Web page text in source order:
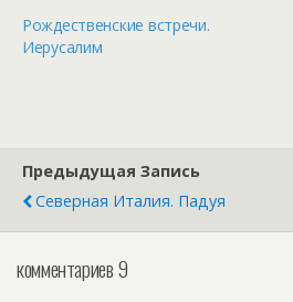
Рождественские встречи.
Иерусалим
Предыдущая Запись
Северная Италия. Падуя
комментариев 9